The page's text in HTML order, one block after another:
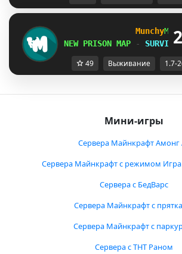
MunchyMC -
NEW PRISON MAP
-
49 Выживание 1.7-
Мини-игры
Сервера Майнкрафт Амонг
Сервера Майнкрафт с режимом
Сервера с БедВарс
Сервера Майнкрафт с
Сервера Майнкрафт с
Сервера с ТНТ Раном